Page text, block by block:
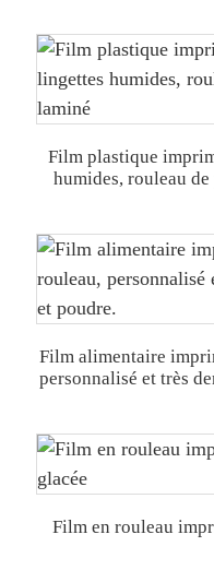
Film plastique
humides, rouleau
Film alimentaire
personnalisé et très
Film en rouleau